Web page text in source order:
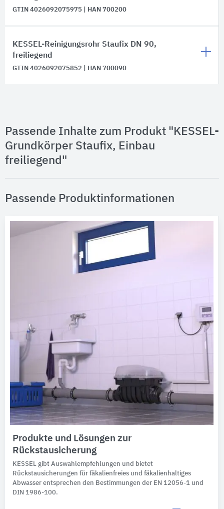
GTIN 4026092075975 | HAN 700200
KESSEL-Reinigungsrohr Staufix DN 90,
freiliegend
GTIN 4026092075852 | HAN 700090
Passende Inhalte zum Produkt "KESSEL-
Grundkörper Staufix, Einbau
freiliegend"
Passende Produktinformationen
Produkte und Lösungen zur
Rückstausicherung
KESSEL gibt Auswahlempfehlungen und bietet
Rückstausicherungen für fäkalienfreies und fäkalienhaltiges
Abwasser entsprechen den Bestimmungen der EN 12056-1 und
DIN 1986-100.